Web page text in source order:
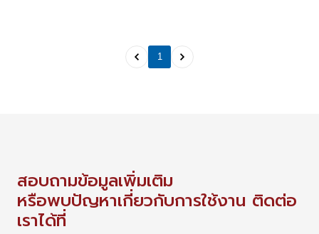
1
สอบถามข้อมูลเพิ่มเติม
หรือพบปัญหาเกี่ยวกับการใช้งาน ติดต่อ
เราได้ที่